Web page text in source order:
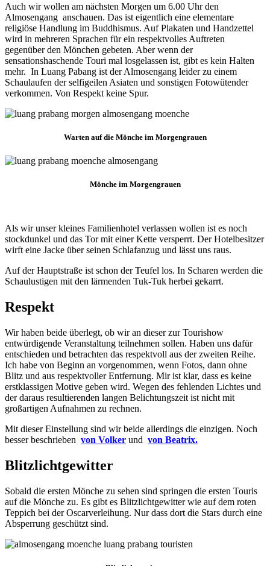
Auch wir wollen am nächsten Morgen um 6.00 Uhr den
Almosengang anschauen. Das ist eigentlich eine elementare
religiöse Handlung im Buddhismus. Auf Plakaten und Handzettel
wird in mehreren Sprachen für ein respektvolles Auftreten
gegenüber den Mönchen gebeten. Aber wenn der
sensationshaschende Touri mal losgelassen ist, gibt es kein Halten
mehr. In Luang Pabang ist der Almosengang leider zu einem
Schaulaufen der selfigeilen Asiaten und sonstigen Fotowütender
verkommen. Von Respekt keine Spur.
Warten auf die Mönche im Morgengrauen
Mönche im Morgengrauen
Als wir unser kleines Familienhotel verlassen wollen ist es noch
stockdunkel und das Tor mit einer Kette versperrt. Der Hotelbesitzer
wirft eine Jacke über seinen Schlafanzug und lässt uns raus.
Auf der Hauptstraße ist schon der Teufel los. In Scharen werden die
Schaulustigen mit den lärmenden Tuk-Tuk herbei gekarrt.
Respekt
Wir haben beide überlegt, ob wir an dieser zur Tourishow
entwürdigende Veranstaltung teilnehmen sollen. Haben uns dafür
entschieden und betrachten das respektvoll aus der zweiten Reihe.
Ich habe von Beginn an vorgenommen, wenn Fotos, dann ohne
Blitz und aus respektvoller Entfernung. Mir ist klar, dass es keine
erstklassigen Motive geben wird. Wegen des fehlenden Lichtes und
der daraus resultierenden langen Belichtungszeit ist nicht mit
großartigen Aufnahmen zu rechnen.
Mit dieser Einstellung sind wir beide allerdings die einzigen. Noch
besser beschrieben von Volker und von Beatrix.
Blitzlichtgewitter
Sobald die ersten Mönche zu sehen sind springen die ersten Touris
auf die Mönche zu. Es gibt es Blitzlichtgewitter wie auf dem roten
Teppich bei der Oscarverleihung. Nur dass dort die Stars durch eine
Absperrung geschützt sind.